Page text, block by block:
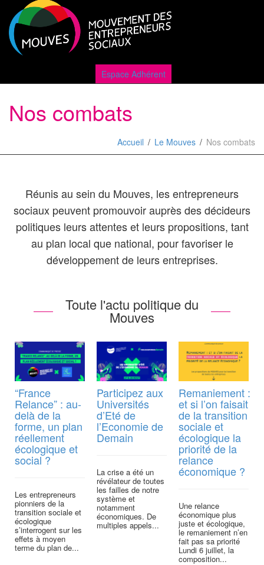
Espace Adhérent
Nos combats
Accueil Le Mouves Nos combats
Réunis au sein du Mouves, les entrepreneurs
sociaux peuvent promouvoir auprès des décideurs
politiques leurs attentes et leurs propositions, tant
au plan local que national, pour favoriser le
développement de leurs entreprises.
Toute l'actu politique du
Mouves
“France
Relance” : au-
delà de la
forme, un plan
réellement
écologique et
social ?
Les entrepreneurs
pionniers de la
transition sociale et
écologique
s’interrogent sur les
effets à moyen
terme du plan de...
Participez aux
Universités
d’Eté de
l’Economie de
Demain
La crise a été un
révélateur de toutes
les failles de notre
système et
notamment
économiques. De
multiples appels...
Remaniement :
et si l’on faisait
de la transition
sociale et
écologique la
priorité de la
relance
économique ?
Une relance
économique plus
juste et écologique,
le remaniement n’en
fait pas sa priorité
Lundi 6 juillet, la
composition...